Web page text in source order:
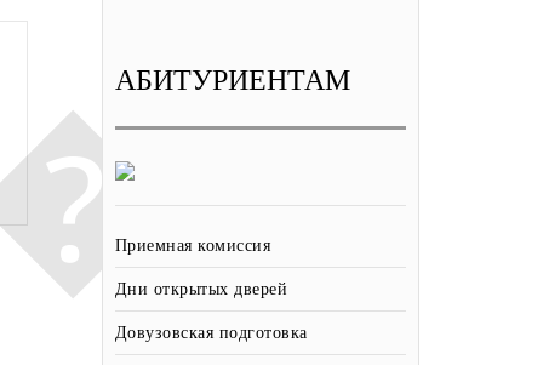
10:15 20-01-2020
СТУДЕНТТЕРГЕ 1 000 000
ТҮЗГӨН “АТУУЛДУК
СТИПЕНДИЯ” ЫЙГАРЫЛАТ
АБИТУРИЕНТАМ
Приемная комиссия
Дни открытых дверей
Довузовская подготовка